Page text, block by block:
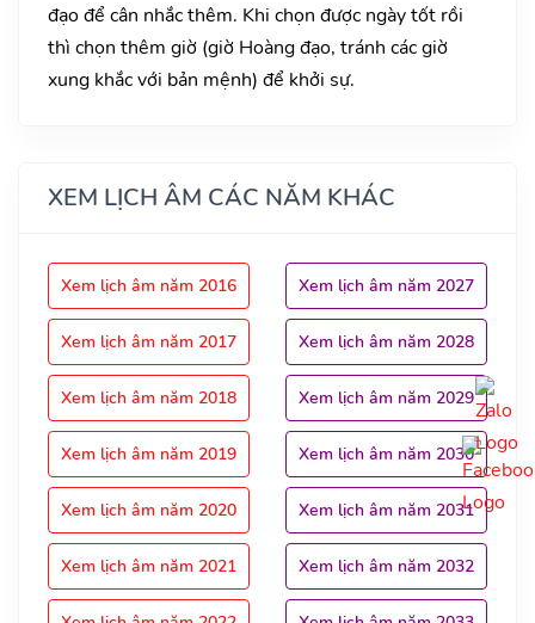
đạo để cân nhắc thêm. Khi chọn được ngày tốt rồi
thì chọn thêm giờ (giờ Hoàng đạo, tránh các giờ
xung khắc với bản mệnh) để khởi sự.
XEM LỊCH ÂM CÁC NĂM KHÁC
Xem lịch âm năm 2016
Xem lịch âm năm 2017
Xem lịch âm năm 2018
Xem lịch âm năm 2019
Xem lịch âm năm 2020
Xem lịch âm năm 2021
Xem lịch âm năm 2027
Xem lịch âm năm 2028
Xem lịch âm năm 2029
Xem lịch âm năm 2030
Xem lịch âm năm 2031
Xem lịch âm năm 2032